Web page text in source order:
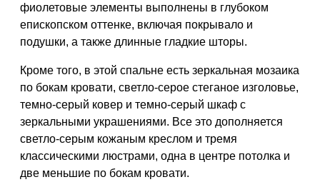
фиолетовые элементы выполнены в глубоком
епископском оттенке, включая покрывало и
подушки, а также длинные гладкие шторы.
Кроме того, в этой спальне есть зеркальная мозаика
по бокам кровати, светло-серое стеганое изголовье,
темно-серый ковер и темно-серый шкаф с
зеркальными украшениями. Все это дополняется
светло-серым кожаным креслом и тремя
классическими люстрами, одна в центре потолка и
две меньшие по бокам кровати.